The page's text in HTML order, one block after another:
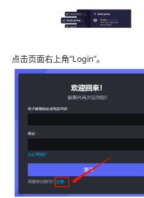
点击页面右上角“Login”。